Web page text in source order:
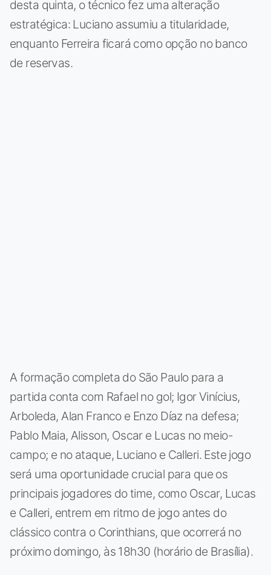
desta quinta, o técnico fez uma alteração
estratégica: Luciano assumiu a titularidade,
enquanto Ferreira ficará como opção no banco
de reservas.
A formação completa do São Paulo para a
partida conta com Rafael no gol; Igor Vinícius,
Arboleda, Alan Franco e Enzo Díaz na defesa;
Pablo Maia, Alisson, Oscar e Lucas no meio-
campo; e no ataque, Luciano e Calleri. Este jogo
será uma oportunidade crucial para que os
principais jogadores do time, como Oscar, Lucas
e Calleri, entrem em ritmo de jogo antes do
clássico contra o Corinthians, que ocorrerá no
próximo domingo, às 18h30 (horário de Brasília).